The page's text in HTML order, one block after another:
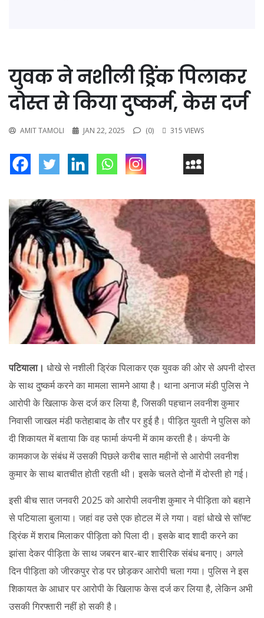
युवक ने नशीली ड्रिंक पिलाकर
दोस्त से किया दुष्कर्म, केस दर्ज
AMIT TAMOLI JAN 22, 2025 (0) 315 VIEWS
पटियाला। धोखे से नशीली ड्रिंक पिलाकर एक युवक की ओर से अपनी दोस्त
के साथ दुष्कर्म करने का मामला सामने आया है। थाना अनाज मंडी पुलिस ने
आरोपी के खिलाफ केस दर्ज कर लिया है, जिसकी पहचान लवनीश कुमार
निवासी जाखल मंडी फतेहाबाद के तौर पर हुई है। पीड़ित युवती ने पुलिस को
दी शिकायत में बताया कि वह फार्मा कंपनी में काम करती है। कंपनी के
कामकाज के संबंध में उसकी पिछले करीब सात महीनों से आरोपी लवनीश
कुमार के साथ बातचीत होती रहती थी। इसके चलते दोनों में दोस्ती हो गई।
इसी बीच सात जनवरी 2025 को आरोपी लवनीश कुमार ने पीड़िता को बहाने
से पटियाला बुलाया। जहां वह उसे एक होटल में ले गया। वहां धोखे से सॉफ्ट
ड्रिंक में शराब मिलाकर पीड़िता को पिला दी। इसके बाद शादी करने का
झांसा देकर पीड़िता के साथ जबरन बार-बार शारीरिक संबंध बनाए। अगले
दिन पीड़िता को जीरकपुर रोड पर छोड़कर आरोपी चला गया। पुलिस ने इस
शिकायत के आधार पर आरोपी के खिलाफ केस दर्ज कर लिया है, लेकिन अभी
उसकी गिरफ्तारी नहीं हो सकी है।